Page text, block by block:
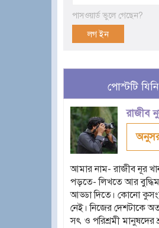
পাসওয়ার্ড ভুলে গেছেন?
পোস্টটি
রাজীব
আমার নাম- রাজীব নূর
পড়তে- লিখতে আর
আড্ডা দিতে। কোনো
নেই। নিজের দেশটাকে
সৎ ও পরিশ্রমী মানুষদের